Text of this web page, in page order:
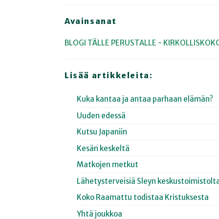
Avainsanat
BLOGI TÄLLE PERUSTALLE -
Lisää artikkeleita:
Kuka kantaa ja antaa parhaan elämän?
Uuden edessä
Kutsu Japaniin
Kesän keskeltä
Matkojen metkut
Lähetysterveisiä Sleyn
Koko Raamattu todistaa Kristuksesta
Yhtä joukkoa